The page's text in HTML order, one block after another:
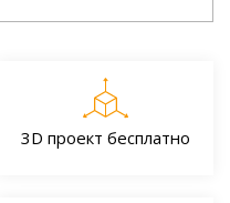
3D проект бесплатно